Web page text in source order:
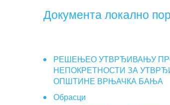
Документа локално
РЕШЕЊЕО УТВРЂИВАЊУ
НЕПОКРЕТНОСТИ ЗА
ОПШТИНЕ ВРЊАЧКА БАЊА
Обрасци